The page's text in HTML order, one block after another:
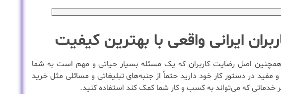
ایرانی واقعی با بهترین کیفیت
اصل رضایت کاربران که یک مسئله بسیار حیاتی و مهم است به شما
در دستور کار خود دارید حتماً از جنبه‌های تبلیغاتی و مسائلی مثل خرید
خدماتی که می‌تواند به کسب و کار شما کمک کند استفاده کنید.